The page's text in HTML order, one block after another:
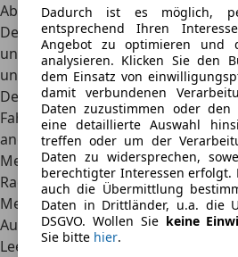
Abmessungen
Der Mazda Bongo überzeugt mit
und einer sehr guten
unterschiedlichen
Dementsprechend groß fällt der
Fahrzeug, welches auch auf dem
angeboten wird, misst knapp fünf
Meter in der Breite und etwa zwei
Radstand gibt der japanische
Metern in älteren und 2,6 Metern
Ausführungen an. Wichtig ist
Leergewicht, welches einen großen
Dadurch ist es möglich,
entsprechend Ihren
Angebot zu optimieren und
analysieren. Klicken Sie den
dem Einsatz von
damit verbundenen
Daten zuzustimmen oder
eine detaillierte Auswahl
treffen oder um der
Daten zu widersprechen,
berechtigter Interessen erfolgt.
auch die Übermittlung
Daten in Drittländer, u.a. die
DSGVO. Wollen Sie keine
Sie bitte hier.